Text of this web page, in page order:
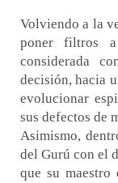
Volviendo a la
poner filtros
considerada
decisión, hacia
evolucionar
sus defectos de
Asimismo,
del Gurú con el
que su maestro